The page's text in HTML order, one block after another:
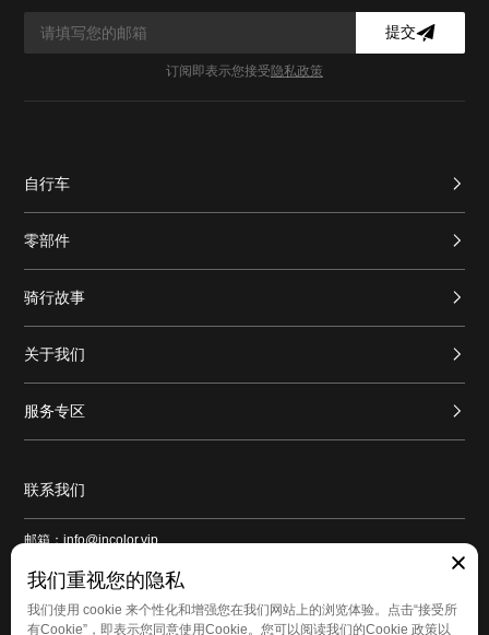
我们重视您的隐私
我们使用 cookie 来个性化和增强您在我们网站上的浏览体验。点击“接受所
有Cookie”，即表示您同意使用Cookie。您可以阅读我们的Cookie 政策以
提交
订阅即表示您接受 隐私政策
自行车
零部件
骑行故事
关于我们
服务专区
联系我们
邮箱：info@incolor.vip
地址：广东省广州市番禺区新造镇和平路1号良仓新造创意园9号仓103